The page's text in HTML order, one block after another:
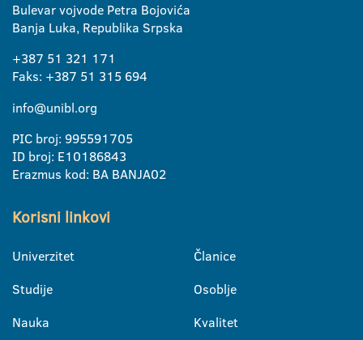
Bulevar vojvode Petra Bojovića
Banja Luka, Republika Srpska
+387 51 321 171
Faks: +387 51 315 694
info@unibl.org
PIC broj: 995591705
ID broj: E10186843
Erazmus kod: BA BANJA02
Korisni linkovi
Univerzitet
Studije
Nauka
Članice
Osoblje
Kvalitet